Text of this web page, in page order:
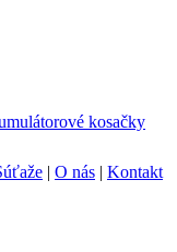
kosačky
O nás Kontakt